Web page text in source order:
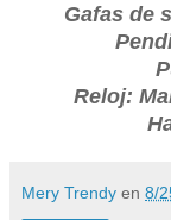
Gafas de
Reloj:
Mery Trendy en 8/